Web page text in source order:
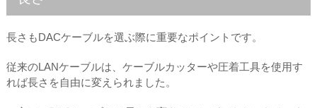
長さもDACケーブルを選ぶ際に重要なポイントです。
従来のLANケーブルは、ケーブルカッターや圧着工具を使用す
れば長さを自由に変えられました。